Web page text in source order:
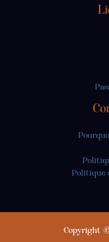
Politique
Copyright